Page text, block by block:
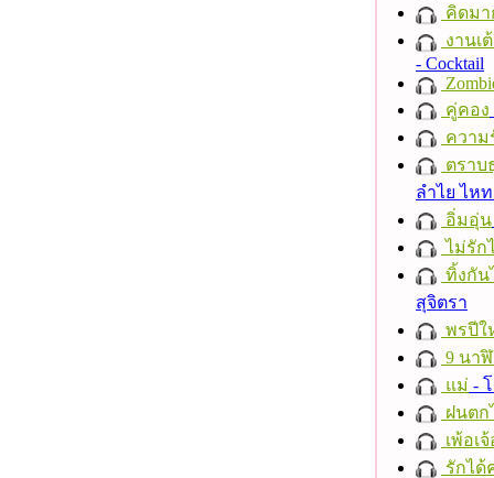
คิดมา
งานเ
- Cocktail
คู่คอง
ความ
ตราบ
ลำไย ไห
อิ่มอุ่น
ไม่รัก
ทิ้งกัน
สุจิตรา
พรปีใ
9 นา
แม่ -
ฝนตก
เพ้อเ
รักได้